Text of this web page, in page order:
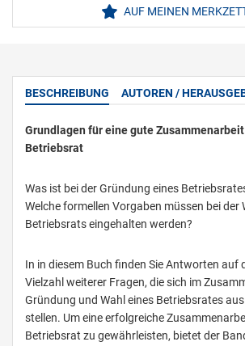
AUF MEINEN
BESCHREIBUNG AUTOREN /
Grundlagen für eine gute
Betriebsrat
Was ist bei der Gründung eines
Welche formellen Vorgaben müssen bei der
Betriebsrats eingehalten werden?
In in diesem Buch finden Sie Antworten auf
Vielzahl weiterer Fragen, die sich im
Gründung und Wahl eines Betriebsrates
stellen. Um eine erfolgreiche
Betriebsrat zu gewährleisten, bietet der